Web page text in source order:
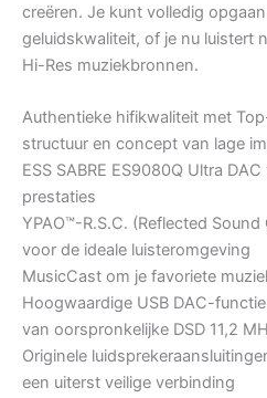
creëren. Je kunt volledig
geluidskwaliteit, of je nu luistert
Hi-Res muziekbronnen.
Authentieke hifikwaliteit met
structuur en concept van lage
ESS SABRE ES9080Q Ultra
prestaties
YPAO™-R.S.C. (Reflected
voor de ideale luisteromgeving
MusicCast om je favoriete
Hoogwaardige USB DAC-
van oorspronkelijke DSD 11,2
Originele
een uiterst veilige verbinding